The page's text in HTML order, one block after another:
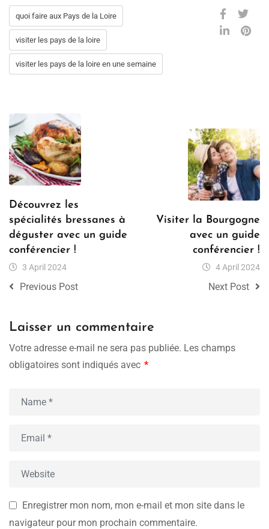
quoi faire aux Pays de la Loire
visiter les pays de la loire
visiter les pays de la loire en une semaine
Découvrez les
spécialités bressanes à
déguster avec un guide
conférencier !
3 April 2024
Previous Post
Visiter la Bourgogne
avec un guide
conférencier !
4 April 2024
Next Post
Laisser un commentaire
Votre adresse e-mail ne sera pas publiée. Les champs
obligatoires sont indiqués avec *
Enregistrer mon nom, mon e-mail et mon site dans le
navigateur pour mon prochain commentaire.